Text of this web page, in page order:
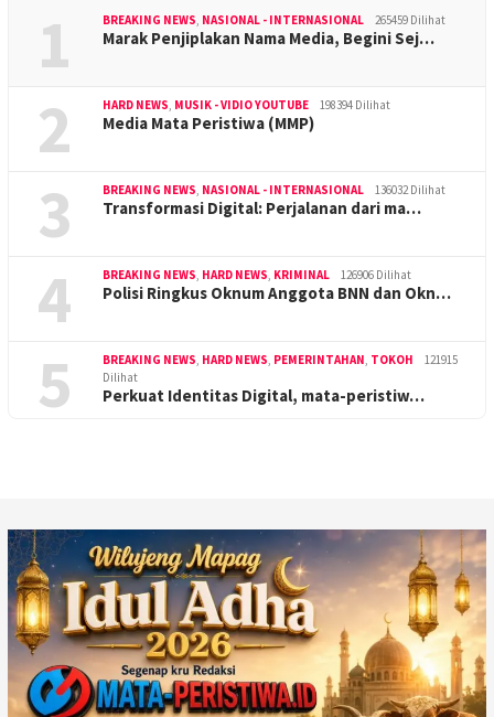
1 BREAKING NEWS NASIONAL - INTERNASIONAL 265459 Dilihat
Marak Penjiplakan Nama Media, Begini Sej…
2 HARD NEWS MUSIK - VIDIO YOUTUBE 198394 Dilihat
Media Mata Peristiwa (MMP)
3 BREAKING NEWS NASIONAL - INTERNASIONAL 136032 Dilihat
Transformasi Digital: Perjalanan dari ma…
4 BREAKING NEWS HARD NEWS KRIMINAL 126906 Dilihat
Polisi Ringkus Oknum Anggota BNN dan Okn…
5 BREAKING NEWS HARD NEWS PEMERINTAHAN TOKOH
121915
Dilihat
Perkuat Identitas Digital, mata-peristiw…